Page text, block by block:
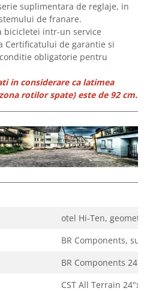
suplimentara de reglaje, in
de franare.
bicicletei intr-un service
Certificatului de garantie si
obligatorie pentru
in considerare ca latimea
rotilor spate) este de 92 cm.
otel Hi-Ten, geometrie
BR Components,
BR Components
CST All Terrain